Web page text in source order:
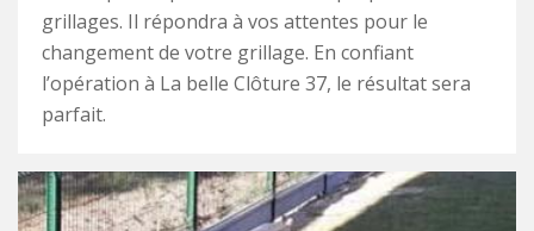
grillages. Il répondra à vos attentes pour le
changement de votre grillage. En confiant
l’opération à La belle Clôture 37, le résultat sera
parfait.